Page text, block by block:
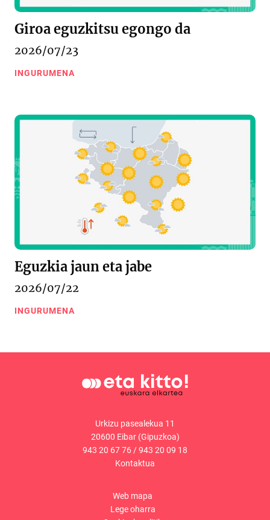
Giroa eguzkitsu egongo da
2026/07/23
INGURUMENA
Eguzkia jaun eta jabe
2026/07/22
INGURUMENA
Urkizu pasealekua 11
20600 Eibar (Gipuzkoa)
943 20 67 76 /943 20 09 18
Kontaktua
Web mapa
Lege oharra